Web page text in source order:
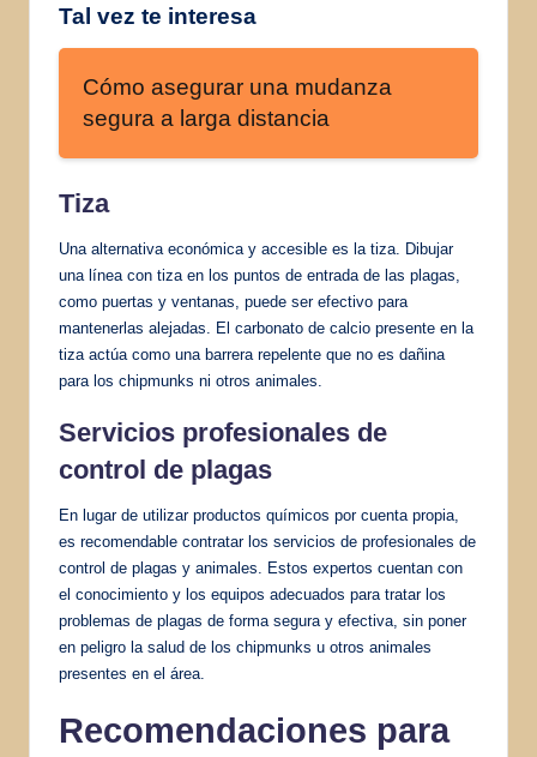
Tal vez te interesa
Cómo asegurar una mudanza
segura a larga distancia
Tiza
Una alternativa económica y accesible es la tiza. Dibujar
una línea con tiza en los puntos de entrada de las plagas,
como puertas y ventanas, puede ser efectivo para
mantenerlas alejadas. El carbonato de calcio presente en la
tiza actúa como una barrera repelente que no es dañina
para los chipmunks ni otros animales.
Servicios profesionales de
control de plagas
En lugar de utilizar productos químicos por cuenta propia,
es recomendable contratar los servicios de profesionales de
control de plagas y animales. Estos expertos cuentan con
el conocimiento y los equipos adecuados para tratar los
problemas de plagas de forma segura y efectiva, sin poner
en peligro la salud de los chipmunks u otros animales
presentes en el área.
Recomendaciones para